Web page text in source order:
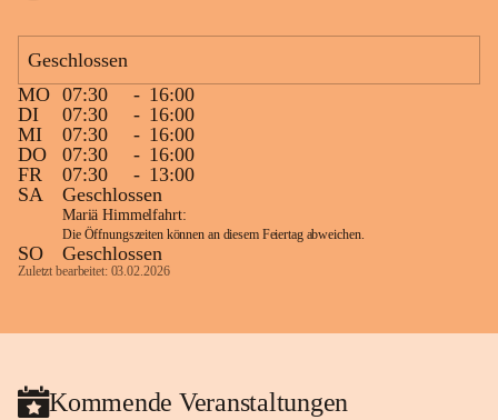
Geschlossen
MO 07:30 - 16:00
DI
07:30 - 16:00
MI
07:30 - 16:00
DO
07:30 - 16:00
FR
07:30 - 13:00
SA
Geschlossen
Mariä Himmelfahrt:
Die Öffnungszeiten können an diesem Feiertag abweichen.
SO Geschlossen
Zuletzt bearbeitet: 03.02.2026
Kommende Veranstaltungen